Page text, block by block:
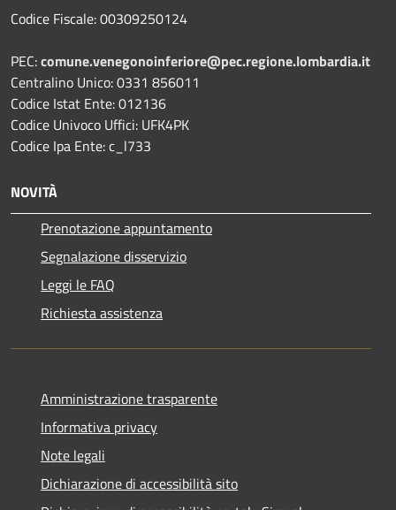
Codice Fiscale: 00309250124
PEC:comune.venegonoinferiore@pec.regione.lombardia.it
Centralino Unico: 0331 856011
Codice Istat Ente: 012136
Codice Univoco Uffici: UFK4PK
Codice Ipa Ente: c_l733
NOVITÀ
Prenotazione appuntamento
Segnalazione disservizio
Leggi le FAQ
Richiesta assistenza
Amministrazione trasparente
Informativa privacy
Note legali
Dichiarazione di accessibilità sito